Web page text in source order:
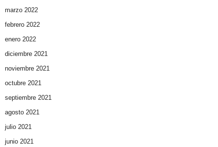
marzo 2022
febrero 2022
enero 2022
diciembre 2021
noviembre 2021
octubre 2021
septiembre 2021
agosto 2021
julio 2021
junio 2021